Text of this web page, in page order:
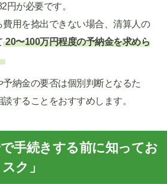
円が必要です。
用を捻出できない場合、清算人の
20〜100万円程度の予納金を求めら
予納金の要否は個別判断となるた
することをおすすめします。
手続きする前に知ってお
ク」